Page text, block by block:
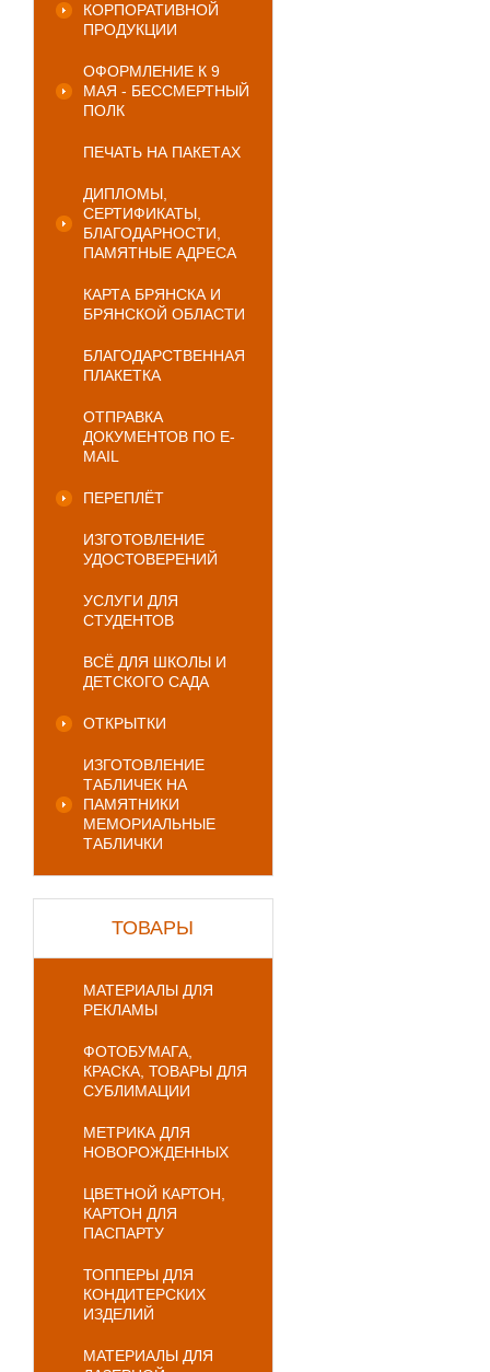
КОРПОРАТИВНОЙ
ПРОДУКЦИИ
ОФОРМЛЕНИЕ К 9
МАЯ - БЕССМЕРТНЫЙ
ПОЛК
ПЕЧАТЬ НА ПАКЕТАХ
ДИПЛОМЫ,
СЕРТИФИКАТЫ,
БЛАГОДАРНОСТИ,
ПАМЯТНЫЕ АДРЕСА
КАРТА БРЯНСКА И
БРЯНСКОЙ ОБЛАСТИ
БЛАГОДАРСТВЕННАЯ
ПЛАКЕТКА
ОТПРАВКА
ДОКУМЕНТОВ ПО E-
MAIL
ПЕРЕПЛЁТ
ИЗГОТОВЛЕНИЕ
УДОСТОВЕРЕНИЙ
УСЛУГИ ДЛЯ
СТУДЕНТОВ
ВСЁ ДЛЯ ШКОЛЫ И
ДЕТСКОГО САДА
ОТКРЫТКИ
ИЗГОТОВЛЕНИЕ
ТАБЛИЧЕК НА
ПАМЯТНИКИ
МЕМОРИАЛЬНЫЕ
ТАБЛИЧКИ
ТОВАРЫ
МАТЕРИАЛЫ ДЛЯ
РЕКЛАМЫ
ФОТОБУМАГА,
КРАСКА, ТОВАРЫ ДЛЯ
СУБЛИМАЦИИ
МЕТРИКА ДЛЯ
НОВОРОЖДЕННЫХ
ЦВЕТНОЙ КАРТОН,
КАРТОН ДЛЯ
ПАСПАРТУ
ТОППЕРЫ ДЛЯ
КОНДИТЕРСКИХ
ИЗДЕЛИЙ
МАТЕРИАЛЫ ДЛЯ